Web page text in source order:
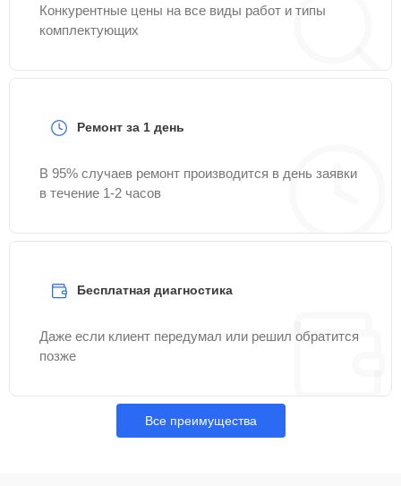
Конкурентные цены на все виды работ и типы
комплектующих
Ремонт за 1 день
В 95% случаев ремонт производится в день заявки
в течение 1-2 часов
Бесплатная диагностика
Даже если клиент передумал или решил обратится
позже
Все преимущества